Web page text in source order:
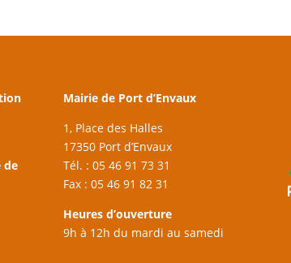
de
Mairie de Port d’Envaux
1, Place des Halles
17350 Port d’Envaux
Tél. : 05 46 91 73 31
Fax : 05 46 91 82 31
Heures d’ouverture
9h à 12h du mardi au samedi